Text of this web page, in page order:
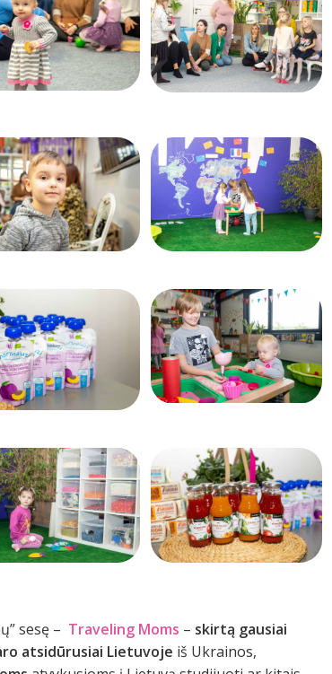
sesę – Traveling Moms – skirtą gausiai
atsidūrusiai Lietuvoje iš Ukrainos,